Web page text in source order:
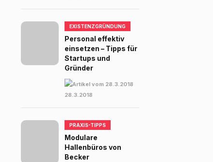
EXISTENZGRÜNDUNG
Personal effektiv
einsetzen – Tipps für
Startups und
Gründer
28.3.2018
PRAXIS-TIPPS
Modulare
Hallenbüros von
Becker